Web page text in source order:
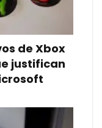
de Xbox
justifican